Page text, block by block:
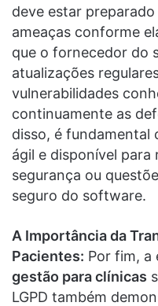
deve estar
ameaças conforme
que o fornecedor do
atualizações
vulnerabilidades
continuamente as
disso, é
ágil e disponível
segurança ou
seguro do software.
A Importância da
Pacientes: Por fim, a
gestão para clínicas
LGPD também